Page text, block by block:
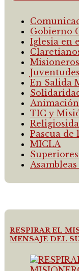
Gobierno
Iglesia en
En Salida
TIC y
Pascua de
MICLA
RESPIRAR EL
MENSAJE DEL